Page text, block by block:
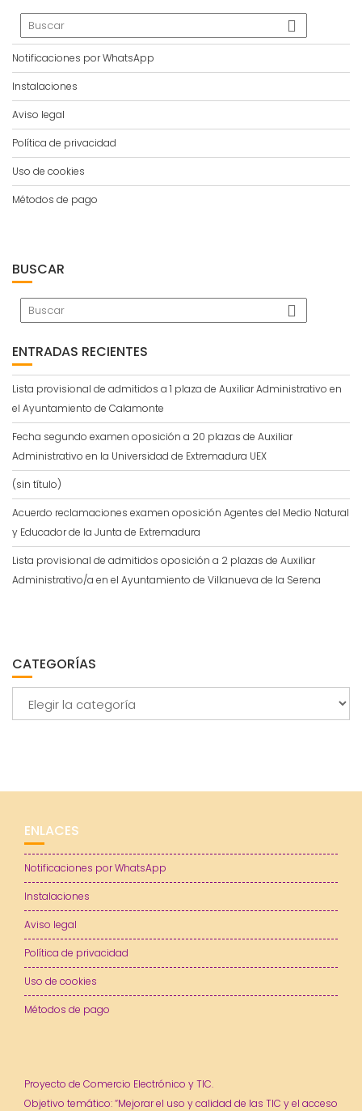
Notificaciones por WhatsApp
Instalaciones
Aviso legal
Política de privacidad
Uso de cookies
Métodos de pago
BUSCAR
ENTRADAS RECIENTES
Lista provisional de admitidos a 1 plaza de Auxiliar Administrativo en
el Ayuntamiento de Calamonte
Fecha segundo examen oposición a 20 plazas de Auxiliar
Administrativo en la Universidad de Extremadura UEX
(sin título)
Acuerdo reclamaciones examen oposición Agentes del Medio Natural
y Educador de la Junta de Extremadura
Lista provisional de admitidos oposición a 2 plazas de Auxiliar
Administrativo/a en el Ayuntamiento de Villanueva de la Serena
CATEGORÍAS
ENLACES
Notificaciones por WhatsApp
Instalaciones
Aviso legal
Política de privacidad
Uso de cookies
Métodos de pago
Proyecto de Comercio Electrónico y TIC.
Objetivo temático: “Mejorar el uso y calidad de las TIC y el acceso